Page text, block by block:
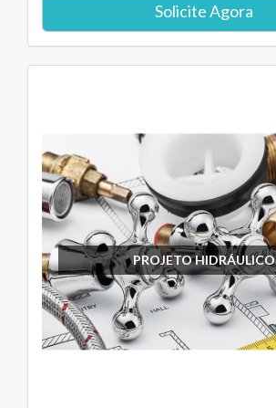
Solicite Agora
PROJETO HIDRÁULICO